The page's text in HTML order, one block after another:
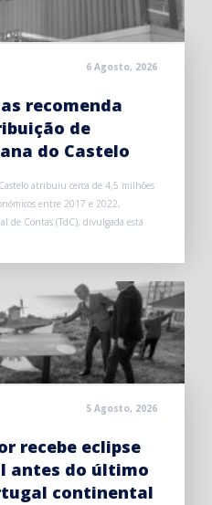
6 Agosto, 2026
recomenda
de
do Castelo
atribuiu cerca de 4,5 milhões
entre 2017 e 2022,
de Contas (TdC), divulgada esta
5 Agosto, 2026
recebe eclipse
antes do último
continental